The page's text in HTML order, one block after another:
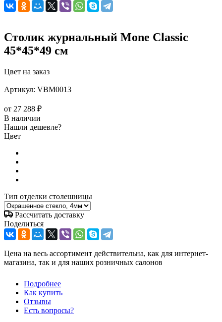
Столик журнальный Mone Classic
45*45*49 см
Цвет на заказ
Артикул: VBM0013
от 27 288 ₽
В наличии
Нашли дешевле?
Цвет
Тип отделки столешницы
Рассчитать доставку
Поделиться
Цена на весь ассортимент действительна, как для интернет-
магазина, так и для наших розничных салонов
Подробнее
Как купить
Отзывы
Есть вопросы?